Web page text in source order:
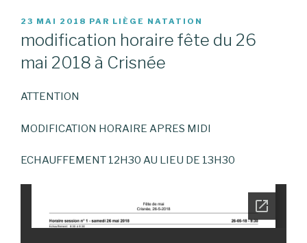
PUBLIÉ
23 MAI 2018 PAR LIÈGE NATATION
modification horaire fête du 26
mai 2018 à Crisnée
ATTENTION
MODIFICATION HORAIRE APRES MIDI
ECHAUFFEMENT 12H30 AU LIEU DE 13H30